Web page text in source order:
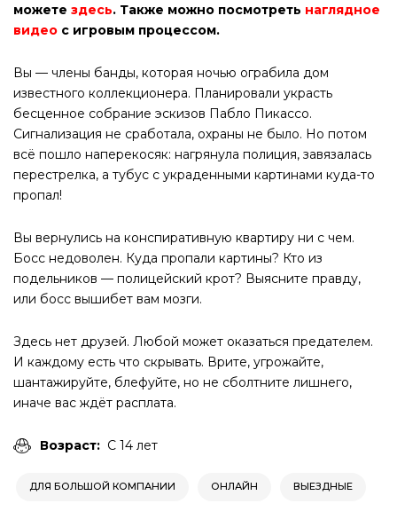
можете здесь. Также можно посмотреть наглядное
видео с игровым процессом.
Вы — члены банды, которая ночью ограбила дом
известного коллекционера. Планировали украсть
бесценное собрание эскизов Пабло Пикассо.
Сигнализация не сработала, охраны не было. Но потом
всё пошло наперекосяк: нагрянула полиция, завязалась
перестрелка, а тубус с украденными картинами куда-то
пропал!
Вы вернулись на конспиративную квартиру ни с чем.
Босс недоволен. Куда пропали картины? Кто из
подельников — полицейский крот? Выясните правду,
или босс вышибет вам мозги.
Здесь нет друзей. Любой может оказаться предателем.
И каждому есть что скрывать. Врите, угрожайте,
шантажируйте, блефуйте, но не сболтните лишнего,
иначе вас ждёт расплата.
Возраст: С 14 лет
ДЛЯ БОЛЬШОЙ КОМПАНИИ ОНЛАЙН ВЫЕЗДНЫЕ